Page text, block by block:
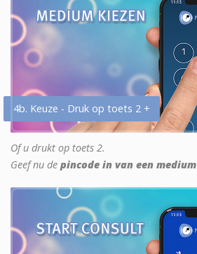
4b. Keuze - Druk op toets 2 +
Of u drukt op toets 2.
Geef nu de pincode in van een medium